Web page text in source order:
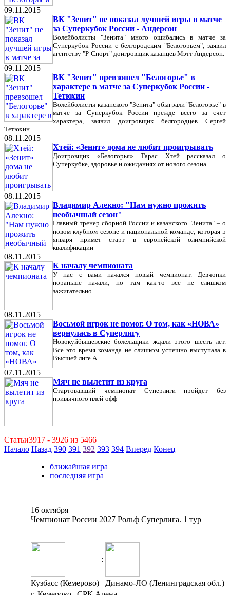
09.11.2015
ВК "Зенит" не показал лучшей игры в матче
за Суперкубок России - Андерсон
Волейболисты "Зенита" много ошибались в матче за
Суперкубок России с белгородским "Белогорьем", заявил
агентству "Р-Спорт" доигровщик казанцев Мэтт Андерсон.
09.11.2015
ВК "Зенит" превзошел "Белогорье" в
характере в матче за Суперкубок России -
Тетюхин
Волейболисты казанского "Зенита" обыграли "Белогорье" в
матче за Суперкубок России прежде всего за счет
характера, заявил доигровщик белгородцев Сергей
Тетюхин.
08.11.2015
Хтей: «Зенит» дома не любит проигрывать
Доигровщик «Белогорья» Тарас Хтей рассказал о
Суперкубке, здоровье и ожиданиях от нового сезона.
08.11.2015
Владимир Алекно: "Нам нужно прожить
необычный сезон"
Главный тренер сборной России и казанского "Зенита" – о
новом клубном сезоне и национальной команде, которая 5
января примет старт в европейской олимпийской
квалификации
08.11.2015
К началу чемпионата
У нас с вами начался новый чемпионат. Девчонки
пораньше начали, но там как-то все не слишком
зажигательно.
08.11.2015
Восьмой игрок не помог. О том, как «НОВА»
вернулась в Суперлигу
Новокуйбышевские болельщики ждали этого шесть лет.
Все это время команда не слишком успешно выступала в
Высшей лиге А
07.11.2015
Мяч не вылетит из круга
Стартовавший чемпионат Суперлиги пройдет без
привычного плей-офф
Статьи3917 - 3926 из 5466
Начало Назад 390 391 392 393 394 Вперед Конец
ближайшая игра
последняя игра
16 октября
Чемпионат России 2027 Рольф Суперлига. 1 тур
:
Кузбасс (Кемерово)
Динамо-ЛО (Ленинградская обл.)